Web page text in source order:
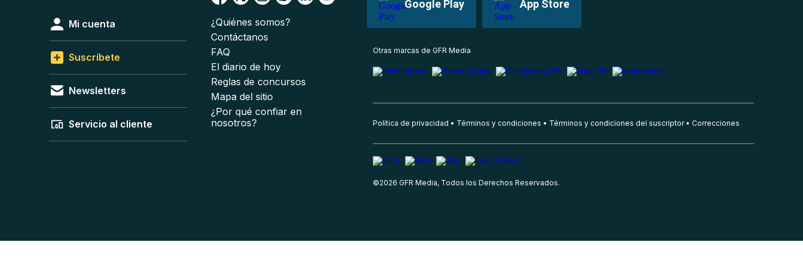
Google Play App Store
Mi cuenta
Suscríbete
Newsletters
Servicio al cliente
¿Quiénes somos?
Contáctanos
FAQ
El diario de hoy
Reglas de concursos
Mapa del sitio
¿Por qué confiar en
nosotros?
Otras marcas de GFR Media
Política de privacidad Términos y condiciones Términos y condiciones del suscriptor Correcciones
©2026 GFR Media, Todos los Derechos Reservados.